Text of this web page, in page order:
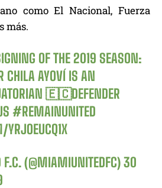
como El Nacional, Fuerza
más.
OF THE 2019 SEASON:
CHILA AYOVÍ IS AN
🇪🇨DEFENDER
#REMAINUNITED
(@MIAMIUNITEDFC)30